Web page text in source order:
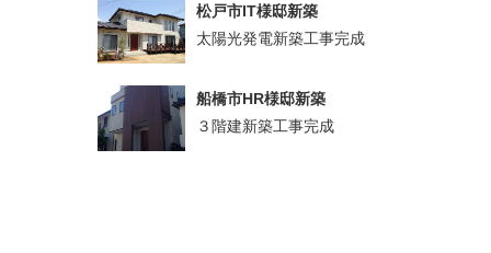
松戸市IT様邸新築
太陽光発電新築工事完成
船橋市HR様邸新築
３階建新築工事完成